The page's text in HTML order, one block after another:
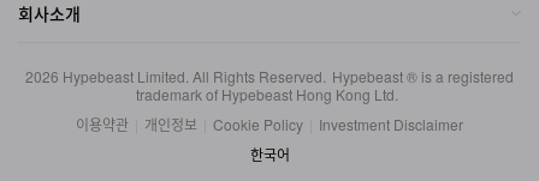
회사소개
2026 Hypebeast Limited . All Rights Reserved. Hypebeast ® is a registered
trademark of Hypebeast Hong Kong Ltd.
이용약관
개인정보 Cookie Policy
Investment Disclaimer
한국어